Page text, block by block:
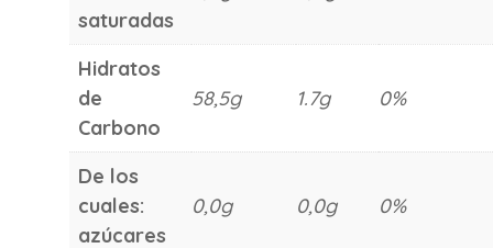
saturadas
Hidratos
de
Carbono
58,5g 1.7g 0%
De los
cuales:
azúcares
0,0g 0,0g 0%